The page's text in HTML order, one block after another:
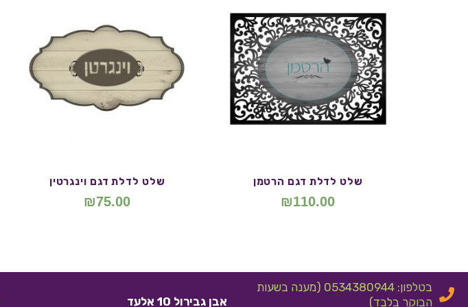
שלט לדלת דגם הרטמן
₪110.00
שלט לדלת דגם וינגרטין
₪75.00
בטלפון: 0534380944 (מענה בשעות
הבוקר בלבד)
אבן גבירול 10 אלעד